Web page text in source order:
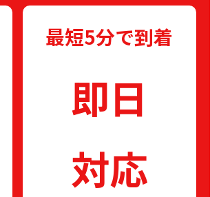
最短5分で到着
即日
対応